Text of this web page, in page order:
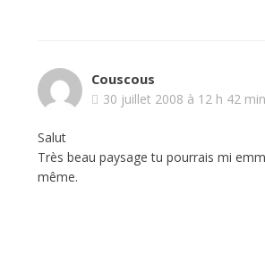
Couscous
30 juillet 2008 à 12 h 42 min
Salut
Très beau paysage tu pourrais mi
même.